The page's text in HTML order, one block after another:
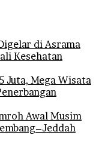
di Asrama
Kesehatan
Juta, Mega Wisata
Awal Musim